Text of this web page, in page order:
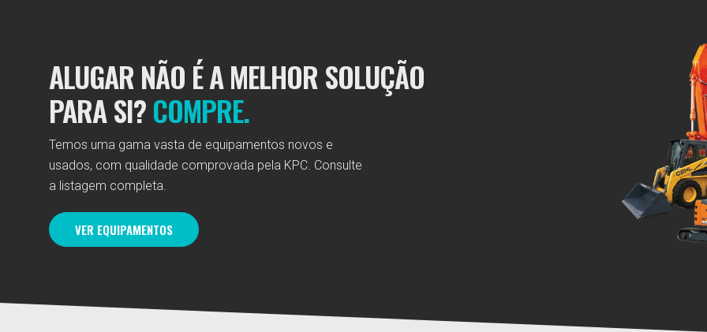
ALUGAR NÃO É A MELHOR SOLUÇÃO
PARA SI?COMPRE.
Temos uma gama vasta de equipamentos novos e
usados, com qualidade comprovada pela KPC. Consulte
a listagem completa.
VER EQUIPAMENTOS